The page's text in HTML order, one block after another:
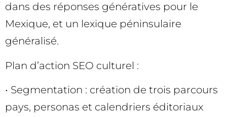
dans des réponses génératives pour le
Mexique, et un lexique péninsulaire
généralisé.
Plan d’action SEO culturel :
• Segmentation : création de trois parcours
pays, personas et calendriers éditoriaux